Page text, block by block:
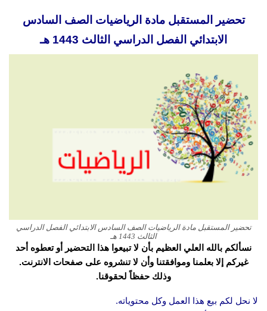
تحضير المستقبل مادة الرياضيات الصف السادس
الابتدائي الفصل الدراسي الثالث 1443 هـ
تحضير المستقبل مادة الرياضيات الصف السادس الابتدائي الفصل الدراسي
الثالث 1443 هـ
نسألكم بالله العلي العظيم بأن لا تبيعوا هذا التحضير أو تعطوه أحد
غيركم إلا بعلمنا وموافقتنا وأن لا تنشروه على صفحات الانترنت.
وذلك حفظاً لحقوقنا.
لا نحل لكم بيع هذا العمل وكل محتوياته.